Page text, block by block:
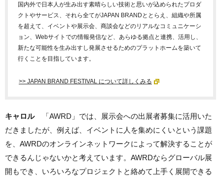
国内外で日本人が生み出す素晴らしい技術と思いが込められたプロダ
クトやサービス、それら全てがJAPAN BRANDととらえ、組織や所属
を超えて、イベントや展示会、商談会などのリアルなコミュニケーシ
ョン、Webサイトでの情報発信など、あらゆる拠点と連携、活用し、
新たな可能性を生み出すし発展させるためのプラットホームを築いて
行くことを目指しています。
>> JAPAN BRAND FESTIVAL について詳しくみる
キャロル「AWRD」では、展示会への出展者募集に活用いた
だきましたが、例えば、イベントに人を集めにくいという課題
を、AWRDのオンラインネットワークによって解決することが
できるんじゃないかと考えています。AWRDならグローバル展
開もでき、いろいろなプロジェクトと絡めて上手く展開できる